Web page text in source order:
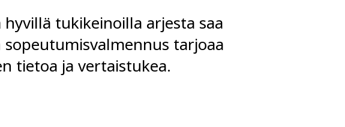
tukikeinoilla arjesta saa
tarjoaa
tietoa ja vertaistukea.